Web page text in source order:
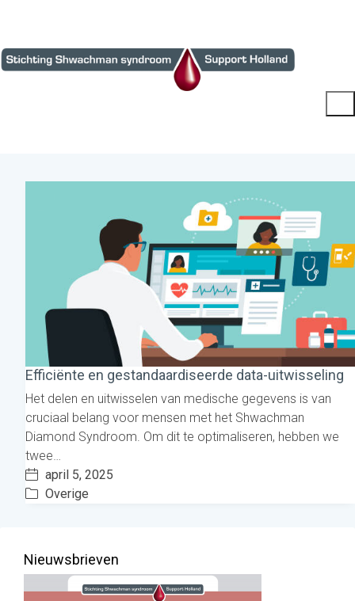
Efficiënte en gestandaardiseerde data-uitwisseling
Het delen en uitwisselen van medische gegevens is van
cruciaal belang voor mensen met het Shwachman
Diamond Syndroom. Om dit te optimaliseren, hebben we
twee…
april 5, 2025
Overige
Nieuwsbrieven